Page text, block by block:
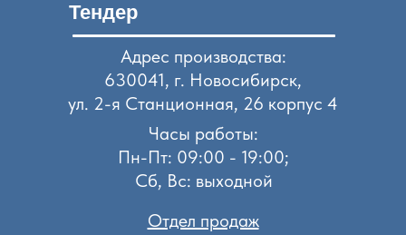
Тендер
Отдел продаж
Часы работы:
Пн-Пт: 09:00 - 19:00;
Сб, Вс: выходной
Адрес производства:
630041, г. Новосибирск,
ул. 2-я Станционная, 26 корпус 4